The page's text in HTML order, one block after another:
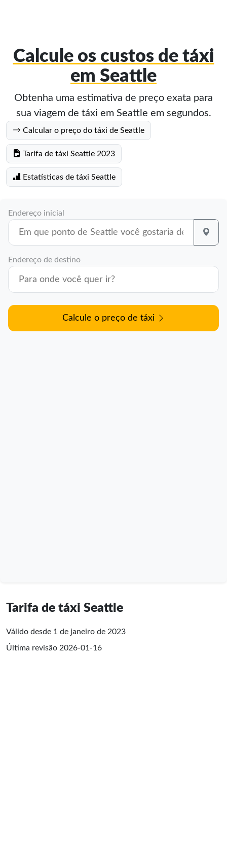
Calcule os custos de táxi
em Seattle
Obtenha uma estimativa de preço exata para
sua viagem de táxi em Seattle em segundos.
Calcular o preço do táxi de Seattle
Tarifa de táxi Seattle 2023
Estatísticas de táxi Seattle
Endereço inicial
Endereço de destino
Calcule o preço de táxi
Tarifa de táxi Seattle
Válido desde 1 de janeiro de 2023
Última revisão 2026-01-16